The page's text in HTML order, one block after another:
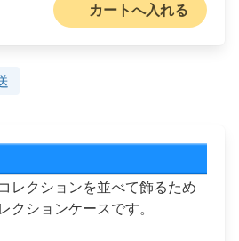
カートへ入れる
レクションを並べて飾るため
クションケースです。